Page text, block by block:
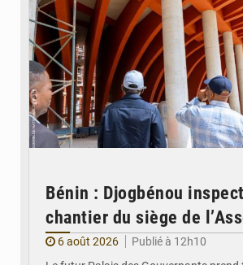
Bénin : Djogbénou
chantier du siège de
6 août 2026
Publié à 12h10